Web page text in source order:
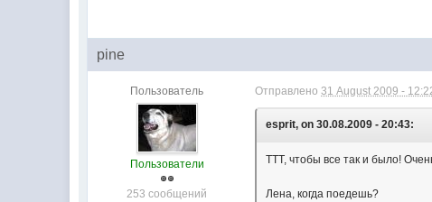
pine
Пользователь
Пользователи
253 сообщений
Отправлено31 August 2009 -
esprit, on 30.08.2009 - 20:43:
ТТТ, чтобы все так и было!
Лена, когда поедешь?